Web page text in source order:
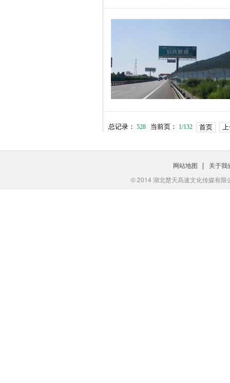
总记录： 528 当前页： 1/132 首页
网站地图 关于我
© 2014 湖北楚天高速文化传媒有